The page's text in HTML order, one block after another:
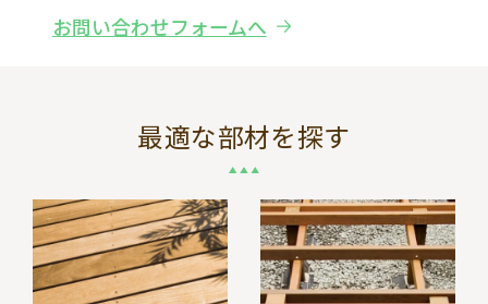
お問い合わせフォームへ
最適な部材を探す